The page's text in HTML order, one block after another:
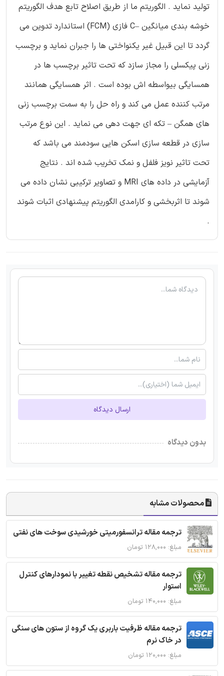
تولید نماید . الگوریتم ما از طریق اصلاح تابع هدف الگوریتم
خوشه بندی میانگین –C فازی (FCM) استاندارد تدوین می
گردد تا این قبیل غیر یکنواختی ها را جبران نماید و برچسب
زنی پیکسلی را مجاز سازد که تحت تاثیر برچسب ها در
همسایگی بیواسطه اش بوده است . اثر همسایگی همانند
مرتب کننده عمل می کند و راه حل را به سمت برچسب زنی
های همگن – تکه ای جهت دهی می نماید . این نوع مرتب
سازی در قطعه سازی اسکن هایی سودمند می باشد که
تحت تاثیر نویز فلفل و نمک تخریب شده اند . نتایج
آزمایشی در داده های MRI و تصاویر ترکیبی نشان داده می
شوند تا اثربخشی و کارامدی الگوریتم پیشنهادی اثبات شوند
.
ارسال دیدگاه
بدون دیدگاه
محصولات مشابه
ترجمه مقاله ترانسفورمیتی خورشیدی سوخت های نفتی
مبلغ: ۱۲۸,۰۰۰ تومان
ترجمه مقاله تشخیص نقطه تغییر با نمودارهای کنترل
استوار
مبلغ: ۱۴۰,۰۰۰ تومان
ترجمه مقاله ظرفیت باربری یک گروه از ستون های سنگی
در خاک نرم
مبلغ: ۱۲۰,۰۰۰ تومان